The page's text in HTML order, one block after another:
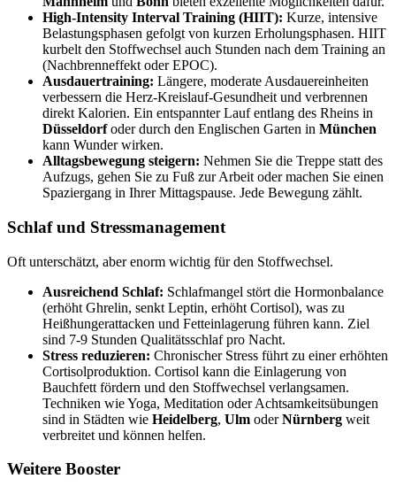
High-Intensity Interval Training (HIIT): Kurze, intensive
Belastungsphasen gefolgt von kurzen Erholungsphasen. HIIT
kurbelt den Stoffwechsel auch Stunden nach dem Training an
(Nachbrenneffekt oder EPOC).
Ausdauertraining: Längere, moderate Ausdauereinheiten
verbessern die Herz-Kreislauf-Gesundheit und verbrennen
direkt Kalorien. Ein entspannter Lauf entlang des Rheins in
Düsseldorfoder durch den Englischen Garten in München
kann Wunder wirken.
Alltagsbewegung steigern: Nehmen Sie die Treppe statt des
Aufzugs, gehen Sie zu Fuß zur Arbeit oder machen Sie einen
Spaziergang in Ihrer Mittagspause. Jede Bewegung zählt.
Schlaf und Stressmanagement
Oft unterschätzt, aber enorm wichtig für den Stoffwechsel.
Ausreichend Schlaf: Schlafmangel stört die Hormonbalance
(erhöht Ghrelin, senkt Leptin, erhöht Cortisol), was zu
Heißhungerattacken und Fetteinlagerung führen kann. Ziel
sind 7-9 Stunden Qualitätsschlaf pro Nacht.
Stress reduzieren: Chronischer Stress führt zu einer erhöhten
Cortisolproduktion. Cortisol kann die Einlagerung von
Bauchfett fördern und den Stoffwechsel verlangsamen.
Techniken wie Yoga, Meditation oder Achtsamkeitsübungen
sind in Städten wie Heidelberg, Ulm oderNürnberg weit
verbreitet und können helfen.
Weitere Booster